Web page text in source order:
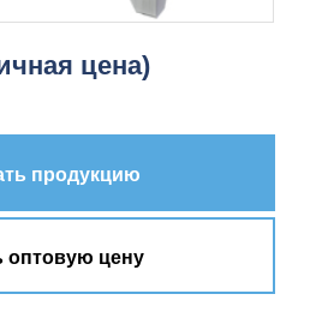
цена)
продукцию
оптовую цену